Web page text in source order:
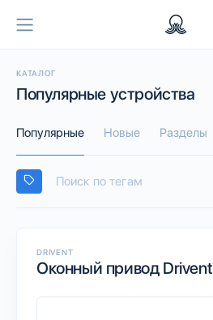
КАТАЛОГ
Популярные устройства
Популярные Новые Разделы
DRIVENT
Оконный привод Drivent